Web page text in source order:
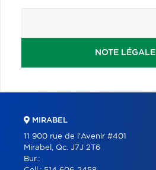
NOTE LÉGALE
MIRABEL
11 900 rue de l'Avenir #401
Mirabel, Qc. J7J 2T6
Bur.: